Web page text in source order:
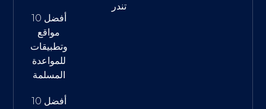
تندر
أفضل 10
مواقع
وتطبيقات
للمواعدة
المسلمة
أفضل 10